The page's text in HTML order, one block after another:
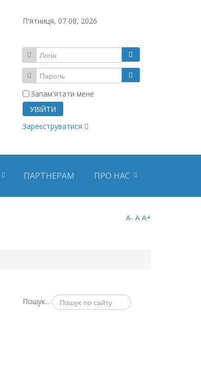
П'ятниця, 07 08, 2026
Запам'ятати мене
УВІЙТИ
Зареєструватися
ПАРТНЕРАМ ПРО НАС
A- A A+
Пошук...